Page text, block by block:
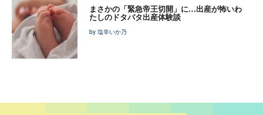
まさかの「緊急帝王切開」に…出産が怖いわ
たしのドタバタ出産体験談
by 塩辛いか乃